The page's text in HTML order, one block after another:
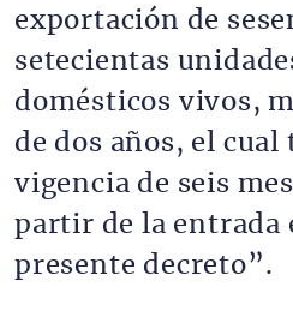
exportación de
setecientas
domésticos vivos,
de dos años, el cual
vigencia de seis
partir de la entrada
presente decreto”.